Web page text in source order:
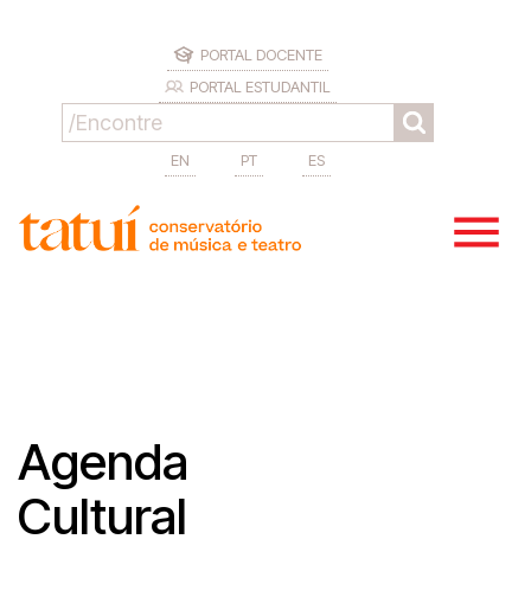
PORTAL DOCENTE
PORTAL ESTUDANTIL
EN PT ES
Agenda
Cultural